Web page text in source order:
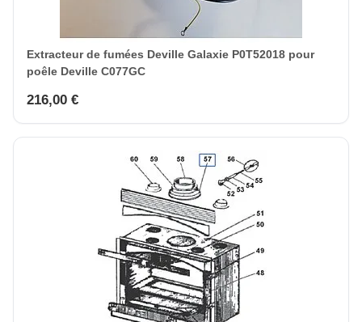
Extracteur de fumées Deville Galaxie P0T52018 pour
poêle Deville C077GC
216,00 €